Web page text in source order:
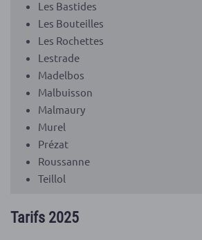
Les Bastides
Les Bouteilles
Les Rochettes
Lestrade
Madelbos
Malbuisson
Malmaury
Murel
Prézat
Roussanne
Teillol
Tarifs 2025